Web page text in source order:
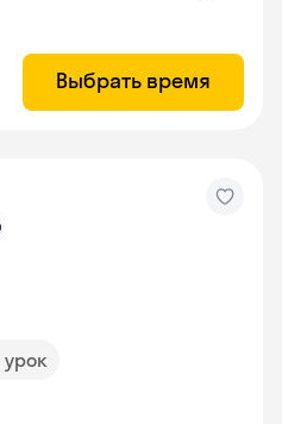
Выбрать время
урок